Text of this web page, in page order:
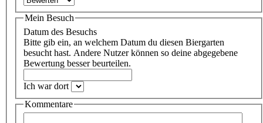
Mein Besuch
Datum des Besuchs
Bitte gib ein, an welchem Datum du diesen Biergarten
besucht hast. Andere Nutzer können so deine abgegebene
Bewertung besser beurteilen.
Ich war dort
Kommentare